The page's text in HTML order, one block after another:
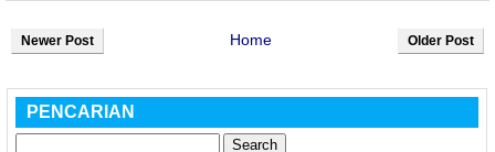
Newer Post Older Post
Home
PENCARIAN